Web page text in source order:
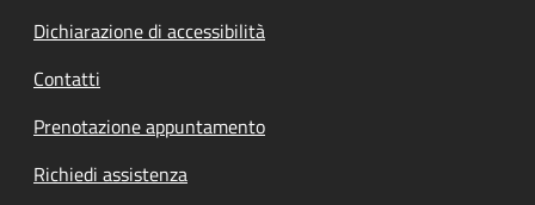
Dichiarazione di accessibilità
Contatti
Prenotazione appuntamento
Richiedi assistenza